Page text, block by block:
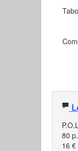
80 p.
16 €